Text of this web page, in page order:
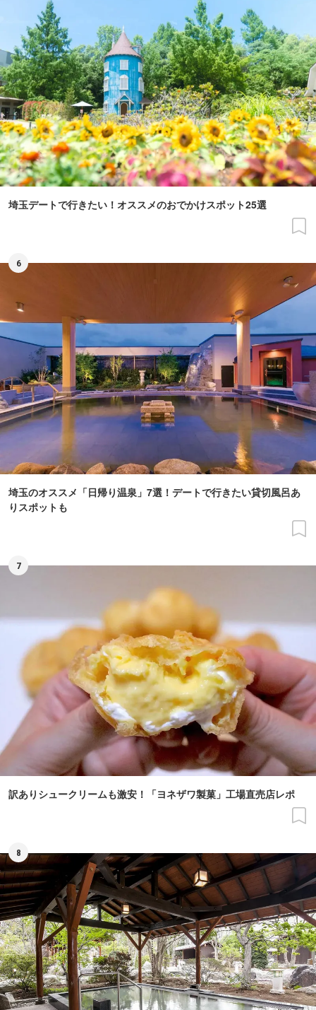
埼玉デートで行きたい！オススメのおでかけスポット25選
6
埼玉のオススメ「日帰り温泉」7選！デートで行きたい貸切風呂あ
りスポットも
7
訳ありシュークリームも激安！「ヨネザワ製菓」工場直売店レポ
8